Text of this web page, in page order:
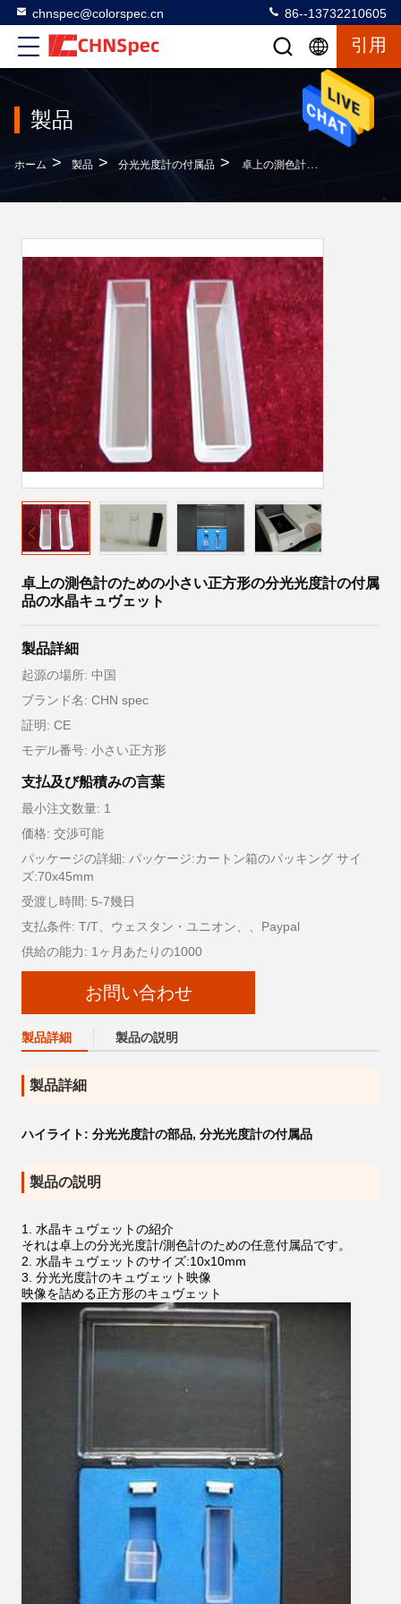
chnspec@colorspec.cn 86--13732210605
引用
製品
ホーム > 製品 > 分光光度計の付属品 > 卓上の測色計のための小さい正方形の分光光度計の付属品の水晶キュヴェット
卓上の測色計のための小さい正方形の分光光度計の付属
品の水晶キュヴェット
製品詳細
起源の場所: 中国
ブランド名: CHN spec
証明: CE
モデル番号: 小さい正方形
支払及び船積みの言葉
最小注文数量: 1
価格: 交渉可能
パッケージの詳細: パッケージ:カートン箱のパッキング サイ
ズ:70x45mm
受渡し時間: 5-7幾日
支払条件: T/T、ウェスタン・ユニオン、、Paypal
供給の能力: 1ヶ月あたりの1000
お問い合わせ
製品詳細 製品の説明
製品詳細
ハイライト: 分光光度計の部品, 分光光度計の付属品
製品の説明
1. 水晶キュヴェットの紹介
それは卓上の分光光度計/測色計のための任意付属品です。
2. 水晶キュヴェットのサイズ:10x10mm
3. 分光光度計のキュヴェット映像
映像を詰める正方形のキュヴェット